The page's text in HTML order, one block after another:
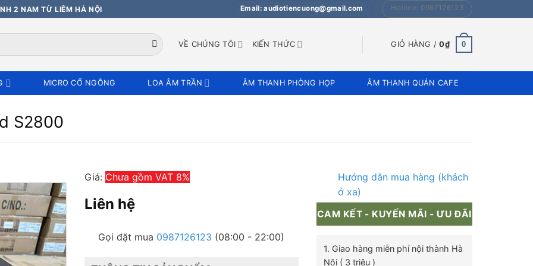
2 NAM TỪ LIÊM HÀ NỘI Email: audiotiencuong@gmail.com Hotline: 0987126123
VỀ CHÚNG TÔI KIẾN THỨC GIỎ HÀNG /0₫ 0
MICRO CỔ NGỖNG LOA ÂM TRẦN ÂM THANH PHÒNG HỌP ÂM THANH QUÁN CAFE
S2800
Giá: Chưa gồm VAT 8%
Liên hệ
Gọi đặt mua 0987126123 (08:00 - 22:00)
Hướng dẫn mua hàng (khách
ở xa)
CAM KẾT - KUYẾN MÃI - ƯU ĐÃI
1. Giao hàng miễn phí nội thành Hà
Nội ( 3 triệu )